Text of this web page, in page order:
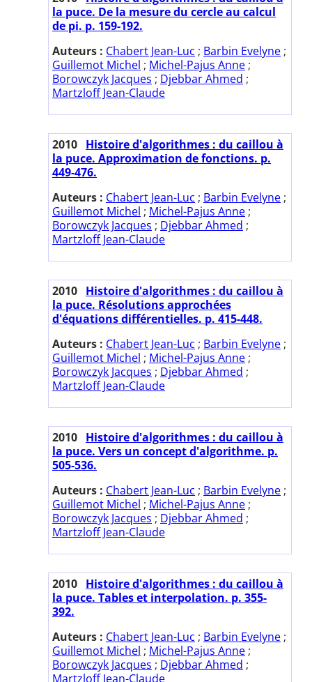
la puce. De la mesure du cercle au calcul
de pi. p. 159-192.
Auteurs : Chabert Jean-Luc ; Barbin Evelyne ;
Guillemot Michel ; Michel-Pajus Anne ;
Borowczyk Jacques ; Djebbar Ahmed ;
Martzloff Jean-Claude
2010 Histoire d'algorithmes : du caillou à
la puce. Approximation de fonctions. p.
449-476.
Auteurs : Chabert Jean-Luc ; Barbin Evelyne ;
Guillemot Michel ; Michel-Pajus Anne ;
Borowczyk Jacques ; Djebbar Ahmed ;
Martzloff Jean-Claude
2010 Histoire d'algorithmes : du caillou à
la puce. Résolutions approchées
d'équations différentielles. p. 415-448.
Auteurs : Chabert Jean-Luc ; Barbin Evelyne ;
Guillemot Michel ; Michel-Pajus Anne ;
Borowczyk Jacques ; Djebbar Ahmed ;
Martzloff Jean-Claude
2010 Histoire d'algorithmes : du caillou à
la puce. Vers un concept d'algorithme. p.
505-536.
Auteurs : Chabert Jean-Luc ; Barbin Evelyne ;
Guillemot Michel ; Michel-Pajus Anne ;
Borowczyk Jacques ; Djebbar Ahmed ;
Martzloff Jean-Claude
2010 Histoire d'algorithmes : du caillou à
la puce. Tables et interpolation. p. 355-
392.
Auteurs : Chabert Jean-Luc ; Barbin Evelyne ;
Guillemot Michel ; Michel-Pajus Anne ;
Borowczyk Jacques ; Djebbar Ahmed ;
Martzloff Jean-Claude